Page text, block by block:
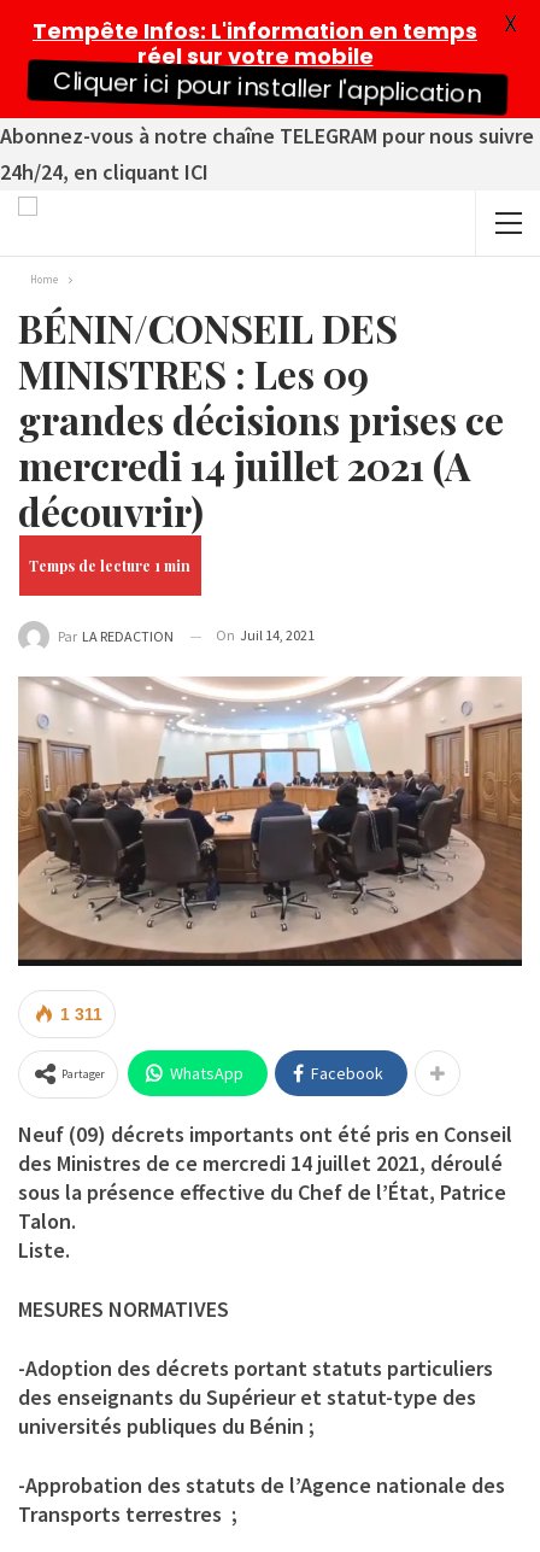
Abonnez-vous à notre chaîne TELEGRAM pour nous suivre
24h/24, en cliquant ICI
Home
BÉNIN/CONSEIL DES
MINISTRES : Les 09
grandes décisions prises ce
mercredi 14 juillet 2021 (A
découvrir)
Par LA REDACTION On Juil 14, 2021
1 311
Partager WhatsApp Facebook
Neuf (09) décrets importants ont été pris en Conseil
des Ministres de ce mercredi 14 juillet 2021, déroulé
sous la présence effective du Chef de l’État, Patrice
Talon.
Liste.
MESURES NORMATIVES
-Adoption des décrets portant statuts particuliers
des enseignants du Supérieur et statut-type des
universités publiques du Bénin ;
-Approbation des statuts de l’Agence nationale des
Transports terrestres ;
Tempête Infos: L'information en temps
réel sur votre mobile
Cliquer ici pour installer l'application
X